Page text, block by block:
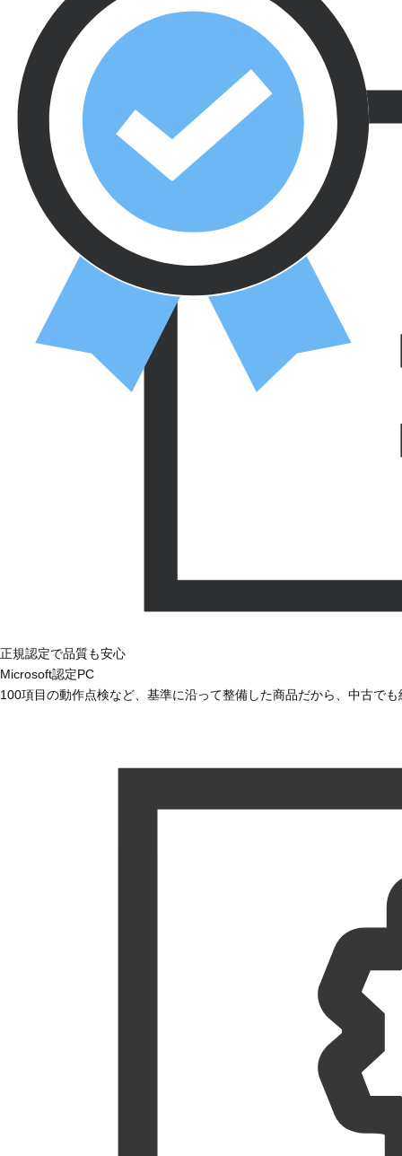
正規認定で品質も安心
Microsoft認定PC
100項目の動作点検など、基準に沿って整備した商品だから、中古で